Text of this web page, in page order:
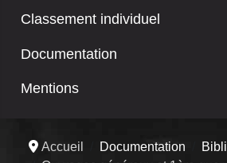
Classement individuel
Documentation
Mentions
Accueil Documentation